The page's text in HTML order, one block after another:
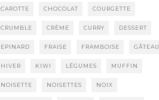
CAROTTE CHOCOLAT COURGETTE
CRUMBLE CRÈME CURRY DESSERT
EPINARD FRAISE FRAMBOISE GÂTEAU
HIVER KIWI LÉGUMES MUFFIN
NOISETTE NOISETTES NOIX